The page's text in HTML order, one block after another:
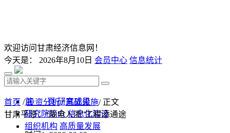
欢迎访问甘肃经济信息网！
今天是： 2026年8月10日 会员中心 信息统计
首 页 研究成果
研究院简介 信息化建设
组织机构 高质量发展
首页 /投资分析/基础设施/ 正文
甘肃平凉：“陇电入浙”工程添通途